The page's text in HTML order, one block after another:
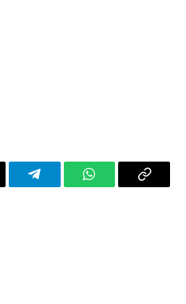
TelegramWhatsAppCopy